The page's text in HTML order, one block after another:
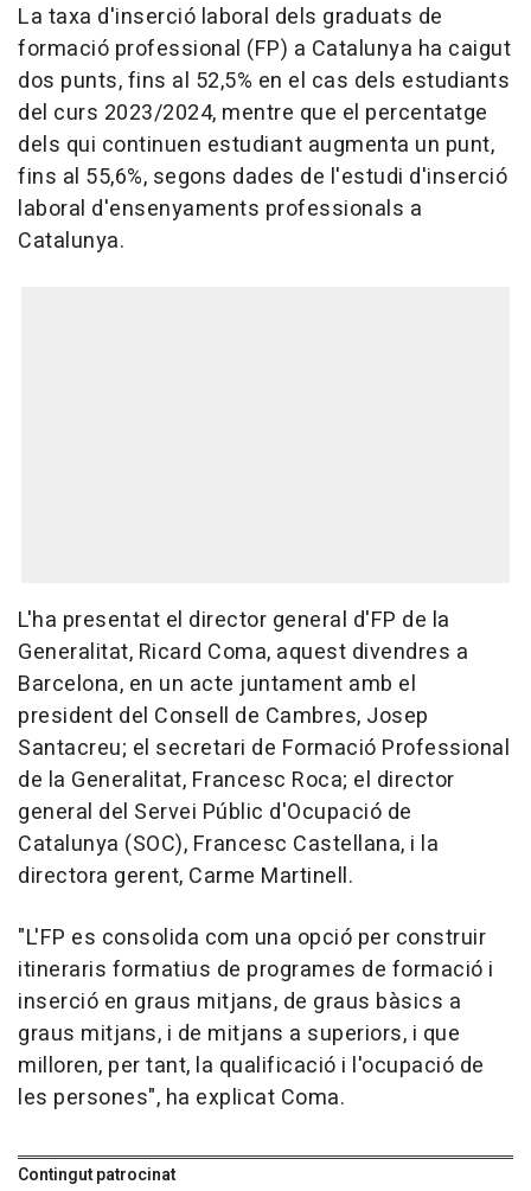
La taxa d'inserció laboral dels graduats de
formació professional (FP) a Catalunya ha caigut
dos punts, fins al 52,5% en el cas dels estudiants
del curs 2023/2024, mentre que el percentatge
dels qui continuen estudiant augmenta un punt,
fins al 55,6%, segons dades de l'estudi d'inserció
laboral d'ensenyaments professionals a
Catalunya.
L'ha presentat el director general d'FP de la
Generalitat, Ricard Coma, aquest divendres a
Barcelona, en un acte juntament amb el
president del Consell de Cambres, Josep
Santacreu; el secretari de Formació Professional
de la Generalitat, Francesc Roca; el director
general del Servei Públic d'Ocupació de
Catalunya (SOC), Francesc Castellana, i la
directora gerent, Carme Martinell.
"L'FP es consolida com una opció per construir
itineraris formatius de programes de formació i
inserció en graus mitjans, de graus bàsics a
graus mitjans, i de mitjans a superiors, i que
milloren, per tant, la qualificació i l'ocupació de
les persones", ha explicat Coma.
Contingut patrocinat